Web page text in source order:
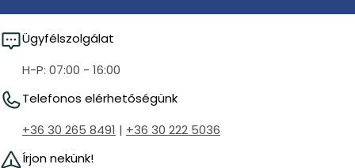
Ügyfélszolgálat
H-P: 07:00 - 16:00
Telefonos elérhetőségünk
+36 30 265 8491 | +36 30 222 5036
Írjon nekünk!